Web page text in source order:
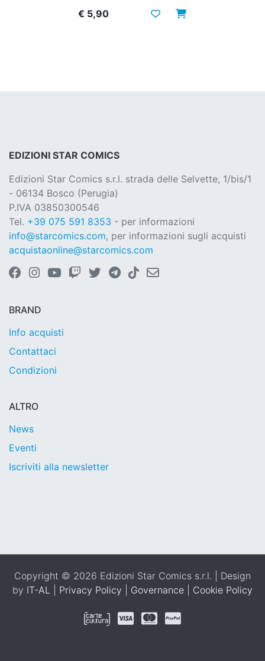
€ 5,90
EDIZIONI STAR COMICS
Edizioni Star Comics s.r.l. strada delle Selvette, 1/bis/1
- 06134 Bosco (Perugia)
P.IVA 03850300546
Tel. +39 075 591 8353 - per informazioni
info@starcomics.com, per informazioni sugli acquisti
acquistaonline@starcomics.com
BRAND
Info acquisti
Contattaci
Condizioni
ALTRO
News
Eventi
Iscriviti alla newsletter
Copyright © 2026 Edizioni Star Comics s.r.l. | Design
by IT-AL Privacy Policy Governance Cookie Policy